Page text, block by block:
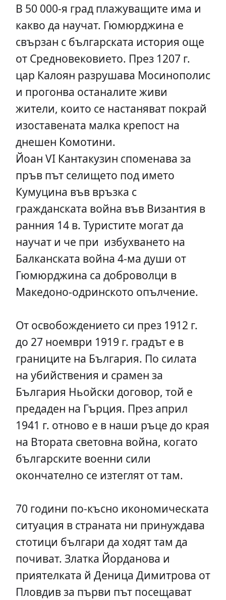
В 50 000-я град плажуващите има и
какво да научат. Гюмюрджина е
свързан с българската история още
от Средновековието. През 1207 г.
цар Калоян разрушава Мосинополис
и прогонва останалите живи
жители, които се настаняват покрай
изоставената малка крепост на
днешен Комотини.
Йоан VI Кантакузин споменава за
пръв път селището под името
Кумуцина във връзка с
гражданската война във Византия в
ранния 14 в. Туристите могат да
научат и че при избухването на
Балканската война 4-ма души от
Гюмюрджина са доброволци в
Македоно-одринското опълчение.
От освобождението си през 1912 г.
до 27 ноември 1919 г. градът е в
границите на България. По силата
на убийствения и срамен за
България Ньойски договор, той е
предаден на Гърция. През април
1941 г. отново е в наши ръце до края
на Втората световна война, когато
българските военни сили
окончателно се изтеглят от там.
70 години по-късно икономическата
ситуация в страната ни принуждава
стотици българи да ходят там да
почиват. Златка Йорданова и
приятелката й Деница Димитрова от
Пловдив за първи път посещават